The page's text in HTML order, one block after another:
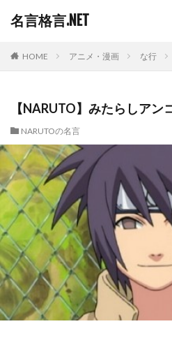
名言格言.NET
HOME アニメ・漫画 な行
【NARUTO】みたらしアン
NARUTOの名言